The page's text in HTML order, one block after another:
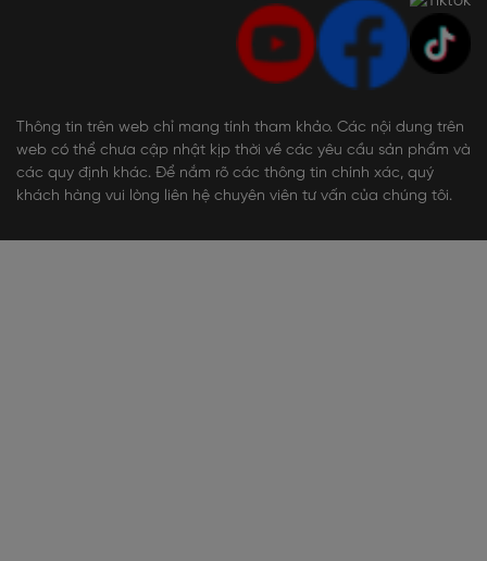
Thông tin trên web chỉ mang tính tham khảo. Các nội dung trên
web có thể chưa cập nhật kịp thời về các yêu cầu sản phẩm và
các quy định khác. Để nắm rõ các thông tin chính xác, quý
khách hàng vui lòng liên hệ chuyên viên tư vấn của chúng tôi.